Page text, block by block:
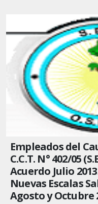
Empleados del
C.C.T. N° 402/05
Acuerdo Julio
Nuevas Escalas
Agosto y Octubre